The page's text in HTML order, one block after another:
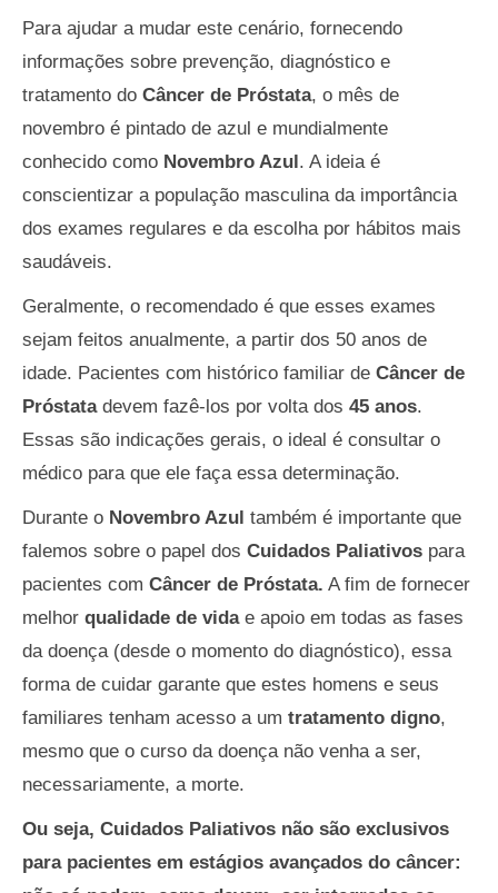
Para ajudar a mudar este cenário, fornecendo
informações sobre prevenção, diagnóstico e
tratamento do Câncer de Próstata, o mês de
novembro é pintado de azul e mundialmente
conhecido como Novembro Azul. A ideia é
conscientizar a população masculina da importância
dos exames regulares e da escolha por hábitos mais
saudáveis.
Geralmente, o recomendado é que esses exames
sejam feitos anualmente, a partir dos 50 anos de
idade. Pacientes com histórico familiar de Câncer de
Próstatadevem fazê-los por volta dos 45 anos.
Essas são indicações gerais, o ideal é consultar o
médico para que ele faça essa determinação.
Durante o Novembro Azul também é importante que
falemos sobre o papel dos Cuidados Paliativos para
pacientes com Câncer de Próstata. A fim de fornecer
melhor qualidade de vidae apoio em todas as fases
da doença (desde o momento do diagnóstico), essa
forma de cuidar garante que estes homens e seus
familiares tenham acesso a um tratamento digno,
mesmo que o curso da doença não venha a ser,
necessariamente, a morte.
Ou seja, Cuidados Paliativos não são exclusivos
para pacientes em estágios avançados do câncer: